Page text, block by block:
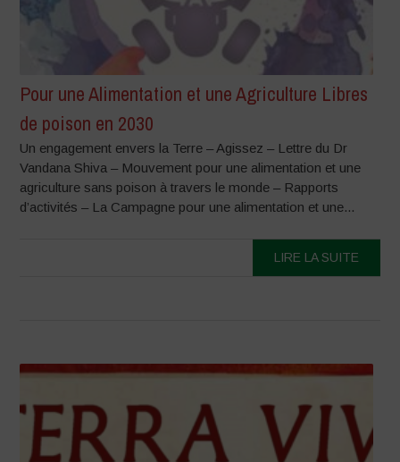
Pour une Alimentation et une Agriculture Libres
de poison en 2030
Un engagement envers la Terre – Agissez – Lettre du Dr
Vandana Shiva – Mouvement pour une alimentation et une
agriculture sans poison à travers le monde – Rapports
d’activités – La Campagne pour une alimentation et une...
LIRE LA SUITE